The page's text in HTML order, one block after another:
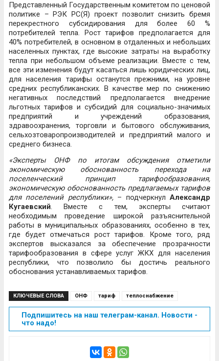
Представленный Государственным комитетом по ценовой
политике – РЭК РС(Я) проект позволит снизить бремя
перекрестного субсидирования для более 60 %
потребителей тепла. Рост тарифов предполагается для
40% потребителей, в основном в отдаленных и небольших
населенных пунктах, где высокие затраты на выработку
тепла при небольшом объеме реализации. Вместе с тем,
все эти изменения будут касаться лишь юридических лиц,
для населения тарифы останутся прежними, на уровне
средних республиканских. В качестве мер по снижению
негативных последствий предполагается внедрение
льготных тарифов и субсидий для социально-значимых
предприятий и учреждений образования,
здравоохранения, торговли и бытового обслуживания,
сельхозтоваропроизводителей и предприятий малого и
среднего бизнеса.
«Эксперты ОНФ по итогам обсуждения отметили
экономическую обоснованность перехода на
поселенческий принцип тарифообразования,
экономическую обоснованность предлагаемых тарифов
для поселений республики»,– подчеркнулАлександр
Кугаевский. Вместе с тем, эксперты считают
необходимым проведение широкой разъяснительной
работы в муниципальных образованиях, особенно в тех,
где будет отмечаться рост тарифов. Кроме того, ряд
экспертов высказался за обеспечение прозрачности
тарифообразования в сфере услуг ЖКХ для населения
республики, что позволило бы достичь реального
обоснования устанавливаемых тарифов.
КЛЮЧЕВЫЕ СЛОВА ОНФ тариф теплоснабжение
Подпишитесь на наш телеграм-канал. Новости -
что надо!